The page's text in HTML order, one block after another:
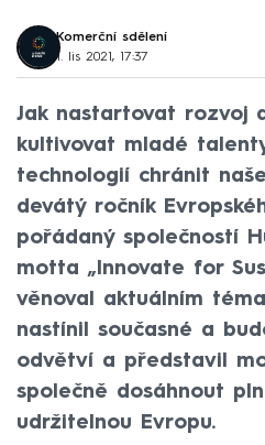
Komerční sdělení
1. lis 2021, 17:37
Jak nastartovat rozvoj
kultivovat mladé
technologií chránit
devátý ročník
pořádaný společností
motta „Innovate for
věnoval aktuálním
nastínil současné a
odvětví a představil
společně dosáhnout
udržitelnou Evropu.